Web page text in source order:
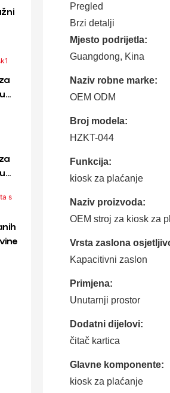
Pregled
Brzi detalji
Mjesto podrijetla:
Guangdong, Kina
Naziv robne marke:
OEM ODM
Broj modela:
HZKT-044
Funkcija:
kiosk za plaćanje
Naziv proizvoda:
OEM stroj za kiosk za
Vrsta zaslona
Kapacitivni zaslon
Primjena:
Unutarnji prostor
Dodatni dijelovi:
čitač kartica
Glavne komponente:
kiosk za plaćanje